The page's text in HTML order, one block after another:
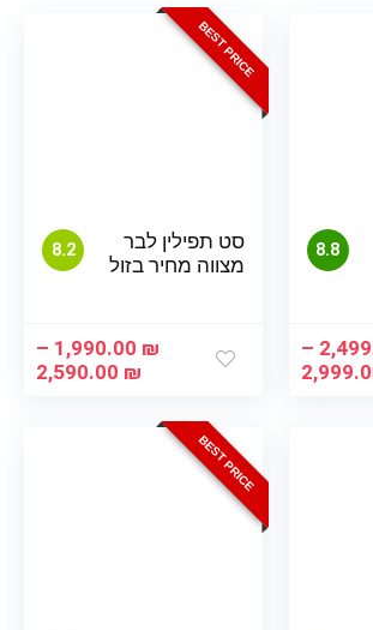
8.8
–
⁦2,499.00 ₪⁩
BEST PRICE
8.2
סט תפילין לבר
מצווה מחיר בזול
1,990.00 ₪
–
2,590.00 ₪
BEST PRICE